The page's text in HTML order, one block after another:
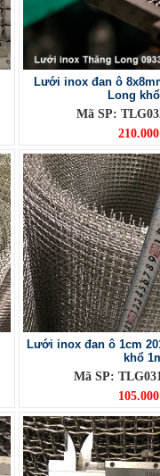
Lưới inox đan ô
Long
Mã SP:
Lưới inox đan ô 1cm
khổ
Mã SP: